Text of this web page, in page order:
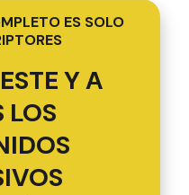
ES SOLO
Y A
LOS